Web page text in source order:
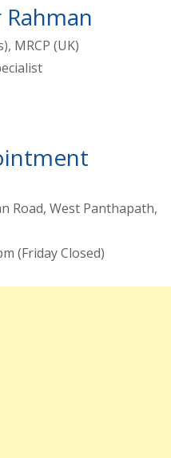
MRCP (UK)
Road, West Panthapath,
(Friday Closed)